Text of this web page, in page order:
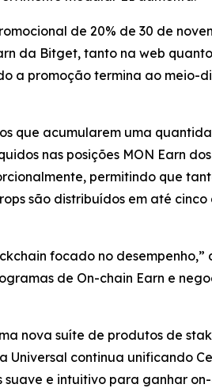
de 20% de 30 de
da Bitget, tanto na web
a promoção termina ao meio-
que acumularem uma
nas posições MON Earn
permitindo que
são distribuídos em até cinco
focado no desempenho,”
de On-chain Earn e
nova suíte de produtos de
continua unificando
e intuitivo para ganhar